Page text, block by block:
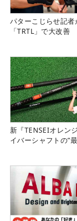
パターこじらせ記者
「TRTL」で大改善
新『TENSEIオレン
イバーシャフトの“